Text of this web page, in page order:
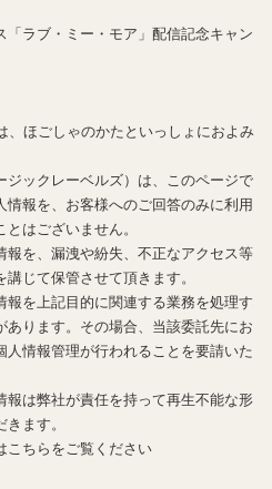
ラブ・ミー・モア」配信記念キャン
、ほごしゃのかたといっしょにおよみ
ジックレーベルズ）は、このページで
報を、お客様へのご回答のみに利用
はございません。
報を、漏洩や紛失、不正なアクセス等
じて保管させて頂きます。
報を上記目的に関連する業務を処理す
あります。その場合、当該委託先にお
人情報管理が行われることを要請いた
報は弊社が責任を持って再生不能な形
ます。
こちらをご覧ください